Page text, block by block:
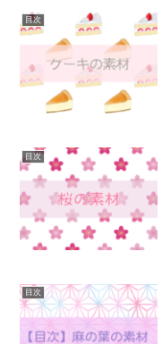
目次
目次
目次